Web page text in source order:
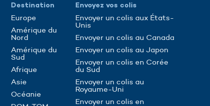
Destination
Europe
Amérique du
Nord
Amérique du
Sud
Afrique
Asie
Océanie
Envoyez vos colis
Envoyer un colis aux États-
Unis
Envoyer un colis au Canada
Envoyer un colis au Japon
Envoyer un colis en Corée
du Sud
Envoyer un colis au
Royaume-Uni
Envoyer un colis en